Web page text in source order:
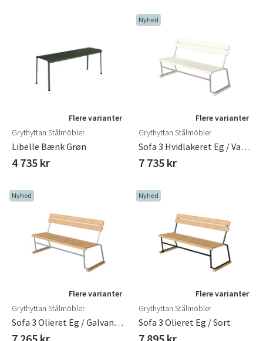
Sverige
Norge
Suomi
Flere varianter
Grythyttan Stålmöbler
Libelle Bænk Grøn
4 735 kr
Nyhed
Flere varianter
Grythyttan Stålmöbler
Sofa 3 Hvidlakeret Eg / Varmgalvaniseret
7 735 kr
Nyhed
Flere varianter
Grythyttan Stålmöbler
Sofa 3 Olieret Eg / Galvaniseret
Nyhed
Flere varianter
Grythyttan Stålmöbler
Sofa 3 Olieret Eg / Sort